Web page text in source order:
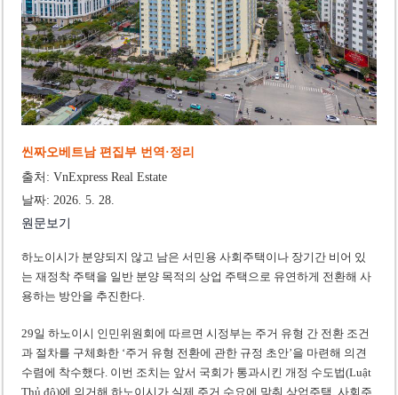
씬짜오베트남 편집부 번역·정리
출처: VnExpress Real Estate
날짜: 2026. 5. 28.
원문보기
하노이시가 분양되지 않고 남은 서민용 사회주택이나 장기간 비어 있
는 재정착 주택을 일반 분양 목적의 상업 주택으로 유연하게 전환해 사
용하는 방안을 추진한다.
29일 하노이시 인민위원회에 따르면 시정부는 주거 유형 간 전환 조건
과 절차를 구체화한 ‘주거 유형 전환에 관한 규정 초안’을 마련해 의견
수렴에 착수했다. 이번 조치는 앞서 국회가 통과시킨 개정 수도법(Luật
Thủ đô)에 의거해 하노이시가 실제 주거 수요에 맞춰 상업주택, 사회주